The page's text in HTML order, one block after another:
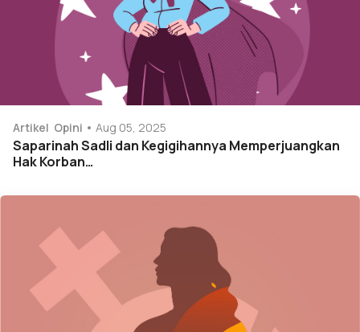
Artikel Opini Aug 05, 2025
Saparinah Sadli dan Kegigihannya Memperjuangkan
Hak Korban…